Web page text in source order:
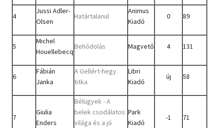
4
Jussi Adler-
Olsen
Határtalanul
Animus
Kiadó
0 89
5
Michel
Houellebecq
Behódolás Magvető 4 131
6
Fábián
Janka
A Gellért-hegy
titka
Libri
Kiadó
új 58
7
Giulia
Enders
Bélügyek - A
belek csodálatos
világa és a jó
Park
Kiadó
-1 71